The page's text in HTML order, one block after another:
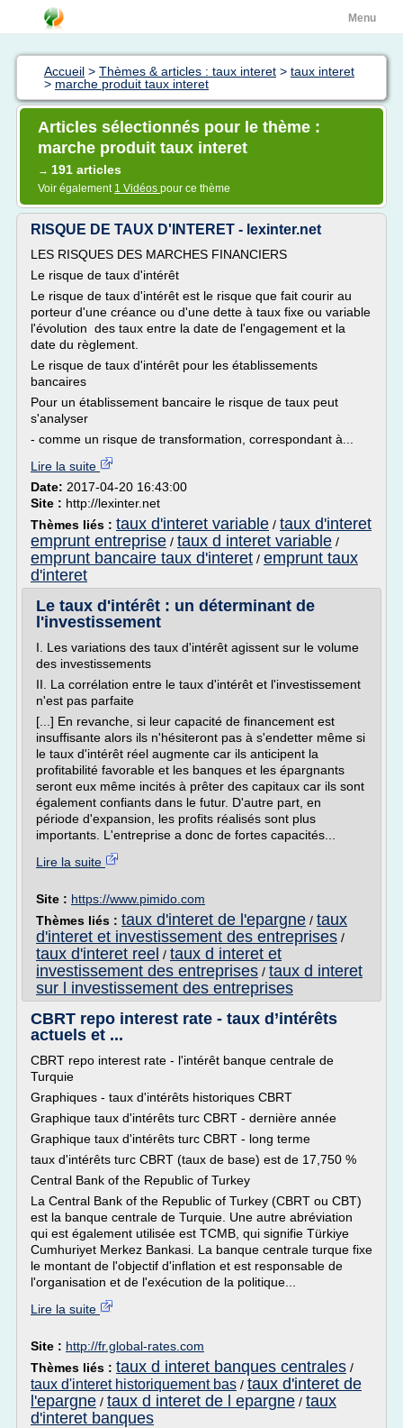
Menu
Accueil > Thèmes & articles : taux interet > taux interet
> marche produit taux interet
Articles sélectionnés pour le thème :
marche produit taux interet
→ 191 articles
Voir également 1 Vidéos pour ce thème
RISQUE DE TAUX D'INTERET - lexinter.net
LES RISQUES DES MARCHES FINANCIERS
Le risque de taux d'intérêt
Le risque de taux d'intérêt est le risque que fait courir au
porteur d'une créance ou d'une dette à taux fixe ou variable
l'évolution des taux entre la date de l'engagement et la
date du règlement.
Le risque de taux d'intérêt pour les établissements
bancaires
Pour un établissement bancaire le risque de taux peut
s'analyser
- comme un risque de transformation, correspondant à...
Lire la suite
Date: 2017-04-20 16:43:00
Site : http://lexinter.net
Thèmes liés : taux d'interet variable / taux d'interet
emprunt entreprise / taux d interet variable /
emprunt bancaire taux d'interet / emprunt taux
d'interet
Le taux d'intérêt : un déterminant de
l'investissement
I. Les variations des taux d'intérêt agissent sur le volume
des investissements
II. La corrélation entre le taux d'intérêt et l'investissement
n'est pas parfaite
[...] En revanche, si leur capacité de financement est
insuffisante alors ils n'hésiteront pas à s'endetter même si
le taux d'intérêt réel augmente car ils anticipent la
profitabilité favorable et les banques et les épargnants
seront eux même incités à prêter des capitaux car ils sont
également confiants dans le futur. D'autre part, en
période d'expansion, les profits réalisés sont plus
importants. L'entreprise a donc de fortes capacités...
Lire la suite
Site : https://www.pimido.com
Thèmes liés : taux d'interet de l'epargne / taux
d'interet et investissement des entreprises /
taux d'interet reel / taux d interet et
investissement des entreprises / taux d interet
sur l investissement des entreprises
CBRT repo interest rate - taux d’intérêts
actuels et ...
CBRT repo interest rate - l'intérêt banque centrale de
Turquie
Graphiques - taux d'intérêts historiques CBRT
Graphique taux d'intérêts turc CBRT - dernière année
Graphique taux d'intérêts turc CBRT - long terme
taux d'intérêts turc CBRT (taux de base) est de 17,750 %
Central Bank of the Republic of Turkey
La Central Bank of the Republic of Turkey (CBRT ou CBT)
est la banque centrale de Turquie. Une autre abréviation
qui est également utilisée est TCMB, qui signifie Türkiye
Cumhuriyet Merkez Bankasi. La banque centrale turque fixe
le montant de l'objectif d'inflation et est responsable de
l'organisation et de l'exécution de la politique...
Lire la suite
Site : http://fr.global-rates.com
Thèmes liés : taux d interet banques centrales /
taux d'interet historiquement bas / taux d'interet de
l'epargne / taux d interet de l epargne / taux
d'interet banques